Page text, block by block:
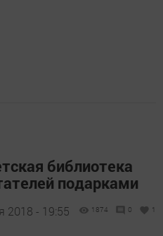
библиотека
подарками
2018 - 19:55 1874 0 1